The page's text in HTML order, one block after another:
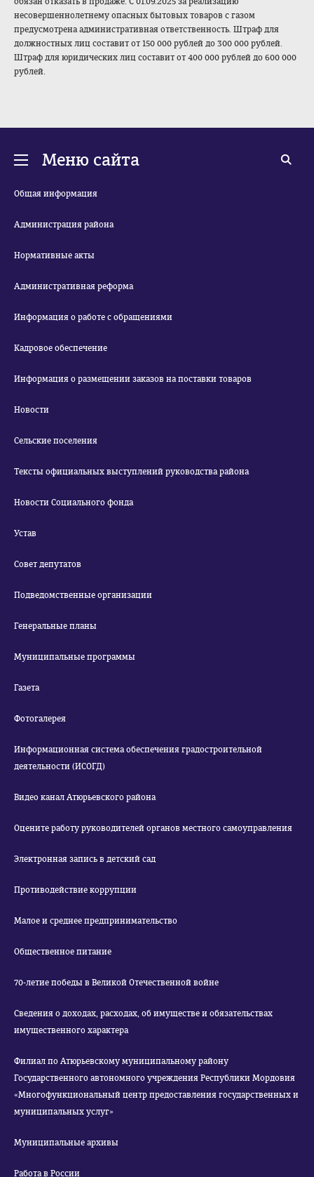
несовершеннолетнему опасных бытовых товаров с газом
предусмотрена административная ответственность. Штраф для
должностных лиц составит от 150 000 рублей до 300 000 рублей.
Штраф для юридических лиц составит от 400 000 рублей до 600 000
рублей.
Меню сайта
Общая информация
Администрация района
Нормативные акты
Административная реформа
Информация о работе с обращениями
Кадровое обеспечение
Информация о размещении заказов на поставки товаров
Новости
Сельские поселения
Тексты официальных выступлений руководства района
Новости Социального фонда
Устав
Совет депутатов
Подведомственные организации
Генеральные планы
Муниципальные программы
Газета
Фотогалерея
Информационная система обеспечения градостроительной
деятельности (ИСОГД)
Видео канал Атюрьевского района
Оцените работу руководителей органов местного самоуправления
Электронная запись в детский сад
Противодействие коррупции
Малое и среднее предпринимательство
Общественное питание
70-летие победы в Великой Отечественной войне
Сведения о доходах, расходах, об имуществе и обязательствах
имущественного характера
Филиал по Атюрьевскому муниципальному району
Государственного автономного учреждения Республики Мордовия
«Многофункциональный центр предоставления государственных и
муниципальных услуг»
Муниципальные архивы
Работа в России